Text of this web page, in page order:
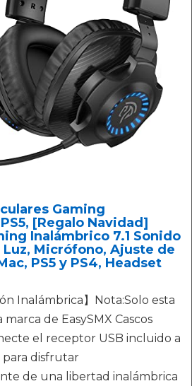
Gaming
[Regalo Navidad]
Inalámbrico 7.1 Sonido
Luz, Micrófono, Ajuste de
PS5 y PS4, Headset
Inalámbrica】Nota:Solo esta
de EasySMX Cascos
el receptor USB incluido a
para disfrutar
de una libertad inalámbrica